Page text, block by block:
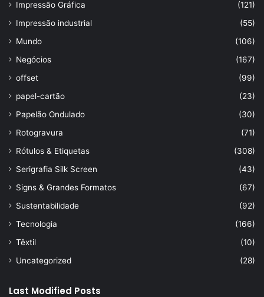
Impressão Gráfica
(121)
Impressão industrial
(55)
Mundo
(106)
Negócios
(167)
offset
(99)
papel-cartão
(23)
Papelão Ondulado
(30)
Rotogravura
(71)
Rótulos & Etiquetas
(308)
Serigrafia Silk Screen
(43)
Signs & Grandes Formatos
(67)
Sustentabilidade
(92)
Tecnologia
(166)
Têxtil
(10)
Uncategorized
(28)
Last Modified Posts